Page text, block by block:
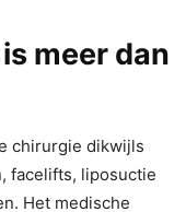
meer dan
chirurgie dikwijls
facelifts, liposuctie
Het medische